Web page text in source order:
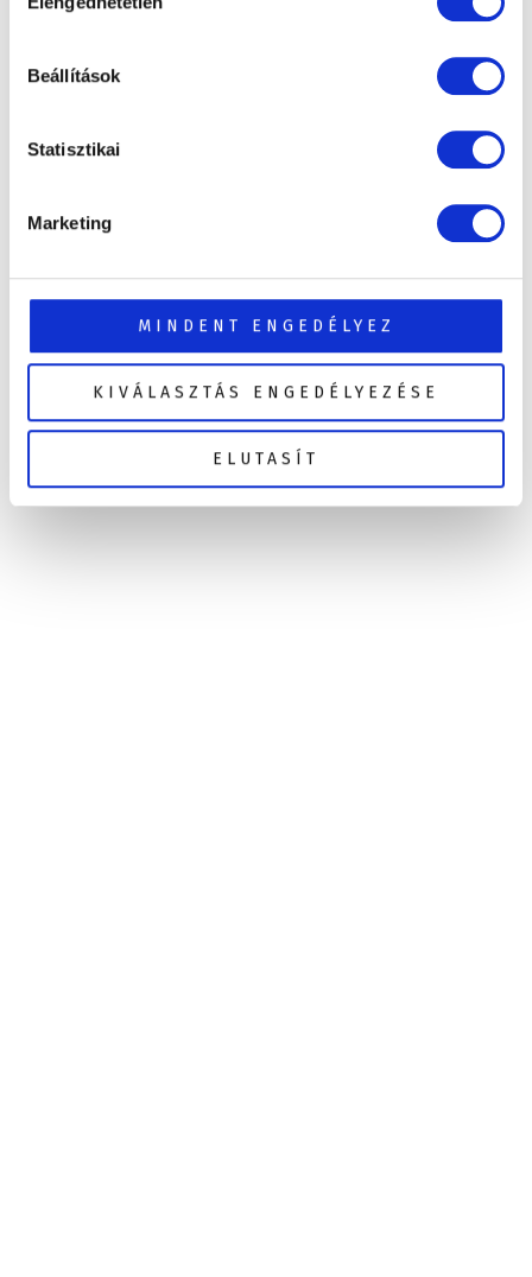
kiválasztása
Beállítások
Statisztikai
Marketing
MINDENT ENGEDÉLYEZ
KIVÁLASZTÁS ENGEDÉLYEZÉSE
ELUTASÍT